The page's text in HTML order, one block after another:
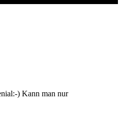
) Kann man nur